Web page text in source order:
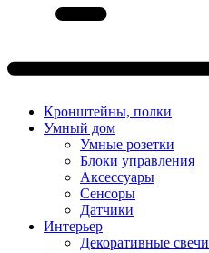
Кронштейны, полки
Умный дом
Умные розетки
Блоки управления
Аксессуары
Сенсоры
Датчики
Интерьер
Декоративные свечи